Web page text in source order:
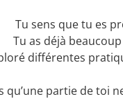
Tu sens que tu es
Tu as déjà
différentes
qu’une partie de toi